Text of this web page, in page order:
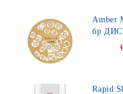
Amber Mill
бр
Rapid